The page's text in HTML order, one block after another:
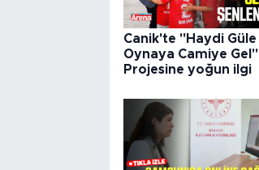
Canik'te "Haydi Güle
Oynaya Camiye Gel"
Projesine yoğun ilgi